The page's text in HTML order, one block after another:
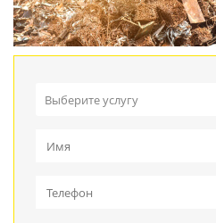
Выберите услугу
Прием кабеля